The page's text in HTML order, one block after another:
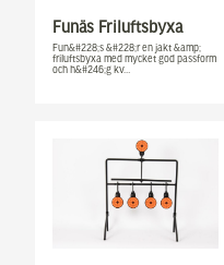
Funäs Friluftsbyxa
Fun&#228;s &#228;r en jakt &amp;
friluftsbyxa med mycket god passform
och h&#246;g kv…